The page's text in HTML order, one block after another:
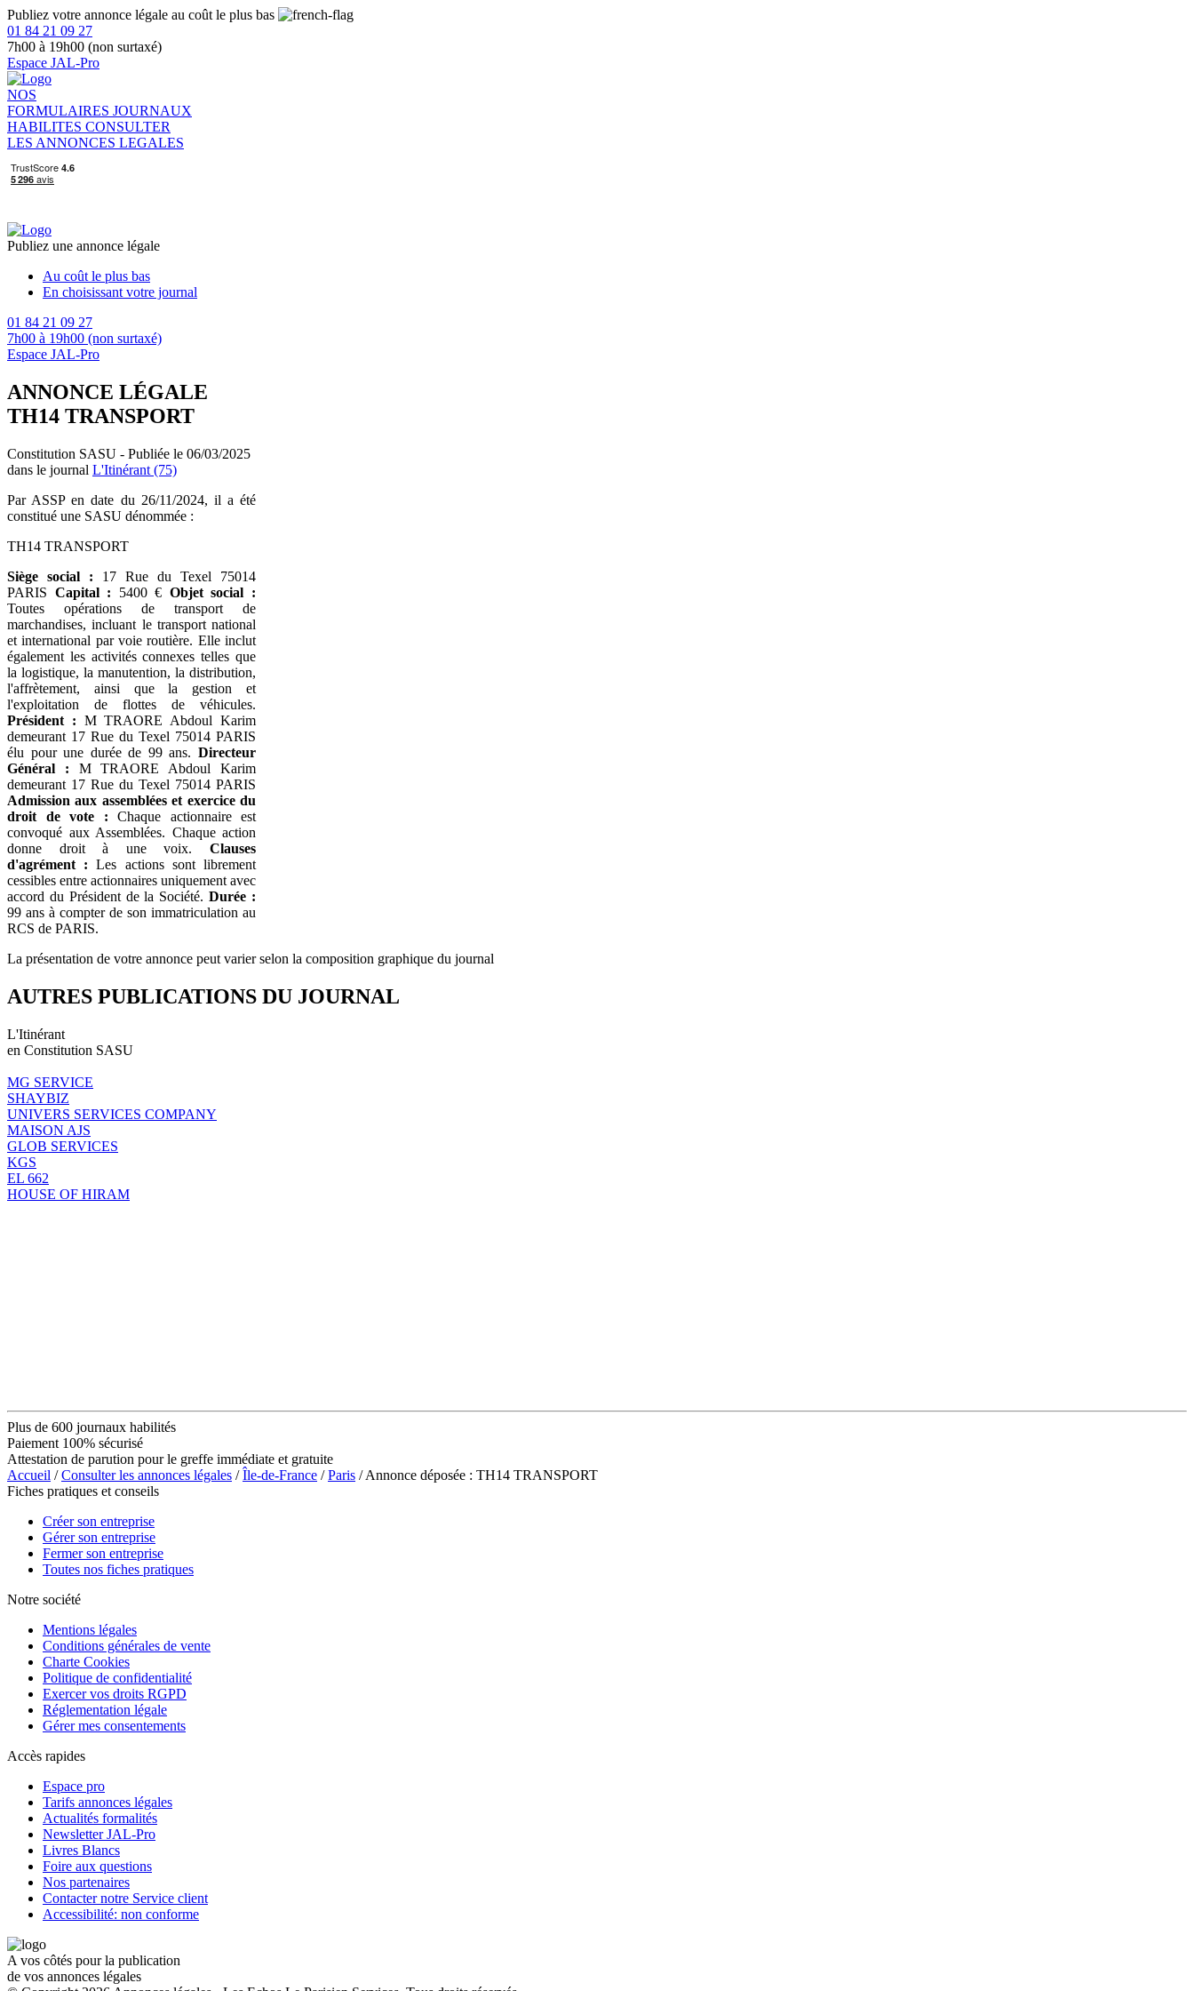
Publiez votre annonce légale au coût le plus bas
01 84 21 09 27
7h00 à 19h00 (non surtaxé)
Espace JAL-Pro
NOS
FORMULAIRES JOURNAUX
HABILITES CONSULTER
LES ANNONCES LEGALES
Publiez une annonce légale
Au coût le plus bas
En choisissant votre journal
01 84 21 09 27
7h00 à 19h00 (non surtaxé)
Espace JAL-Pro
ANNONCE LÉGALE
TH14 TRANSPORT
Constitution SASU - Publiée le 06/03/2025
dans le journal L'Itinérant (75)
Par ASSP en date du 26/11/2024, il a été
constitué une SASU dénommée :
TH14 TRANSPORT
Siège social : 17 Rue du Texel 75014
PARIS Capital : 5400 € Objet social :
Toutes opérations de transport de
marchandises, incluant le transport national
et international par voie routière. Elle inclut
également les activités connexes telles que
la logistique, la manutention, la distribution,
l'affrètement, ainsi que la gestion et
l'exploitation de flottes de véhicules.
Président : M TRAORE Abdoul Karim
demeurant 17 Rue du Texel 75014 PARIS
élu pour une durée de 99 ans. Directeur
Général : M TRAORE Abdoul Karim
demeurant 17 Rue du Texel 75014 PARIS
Admission aux assemblées et exercice du
droit de vote : Chaque actionnaire est
convoqué aux Assemblées. Chaque action
donne droit à une voix. Clauses
d'agrément : Les actions sont librement
cessibles entre actionnaires uniquement avec
accord du Président de la Société.Durée :
99 ans à compter de son immatriculation au
RCS de PARIS.
La présentation de votre annonce peut varier selon la composition graphique du journal
AUTRES PUBLICATIONS DU JOURNAL
L'Itinérant
en Constitution SASU
MG SERVICE
SHAYBIZ
UNIVERS SERVICES COMPANY
MAISON AJS
GLOB SERVICES
KGS
EL 662
HOUSE OF HIRAM
Plus de 600 journaux habilités
Paiement 100% sécurisé
Attestation de parution pour le greffe immédiate et gratuite
Accueil /Consulter les annonces légales /Île-de-France /Paris / Annonce déposée : TH14 TRANSPORT
Fiches pratiques et conseils
Créer son entreprise
Gérer son entreprise
Fermer son entreprise
Toutes nos fiches pratiques
Notre société
Mentions légales
Conditions générales de vente
Charte Cookies
Politique de confidentialité
Exercer vos droits RGPD
Réglementation légale
Gérer mes consentements
Accès rapides
Espace pro
Tarifs annonces légales
Actualités formalités
Newsletter JAL-Pro
Livres Blancs
Foire aux questions
Nos partenaires
Contacter notre Service client
Accessibilité: non conforme
A vos côtés pour la publication
de vos annonces légales